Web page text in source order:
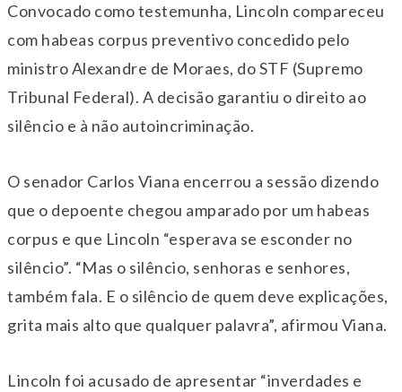
Convocado como testemunha, Lincoln compareceu
com habeas corpus preventivo concedido pelo
ministro Alexandre de Moraes, do STF (Supremo
Tribunal Federal). A decisão garantiu o direito ao
silêncio e à não autoincriminação.
O senador Carlos Viana encerrou a sessão dizendo
que o depoente chegou amparado por um habeas
corpus e que Lincoln “esperava se esconder no
silêncio”. “Mas o silêncio, senhoras e senhores,
também fala. E o silêncio de quem deve explicações,
grita mais alto que qualquer palavra”, afirmou Viana.
Lincoln foi acusado de apresentar “inverdades e